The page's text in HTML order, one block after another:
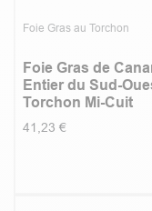
Foie Gras au Torchon
Foie Gras de
Entier du Sud-
Torchon Mi-Cuit
41,23 €